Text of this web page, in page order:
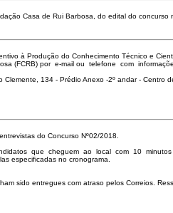
Casa de Rui Barbosa, do edital do concurso
à Produção do Conhecimento Técnico e
(FCRB) por e-mail ou telefone com
134 - Prédio Anexo -2º andar - Centro
do Concurso Nº02/2018.
que cheguem ao local com 10
especificadas no cronograma.
sido entregues com atraso pelos Correios.